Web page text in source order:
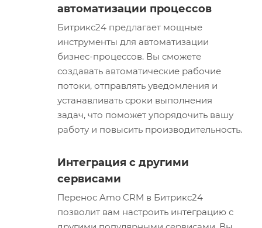
автоматизации процессов
Битрикс24 предлагает мощные
инструменты для автоматизации
бизнес-процессов. Вы сможете
создавать автоматические рабочие
потоки, отправлять уведомления и
устанавливать сроки выполнения
задач, что поможет упорядочить вашу
работу и повысить производительность.
Интеграция с другими
сервисами
Перенос Amo CRM в Битрикс24
позволит вам настроить интеграцию с